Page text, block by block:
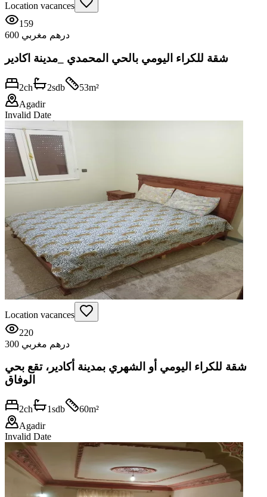
Location vacances
159
600 درهم مغربي
شقة للكراء اليومي بالحي المحمدي _مدينة اكادير
2ch 2sdb 53m²
Agadir
Invalid Date
Location vacances
220
300 درهم مغربي
شقة للكراء اليومي أو الشهري بمدينة أكادير، تقع بحي
الوفاق
2ch 1sdb 60m²
Agadir
Invalid Date